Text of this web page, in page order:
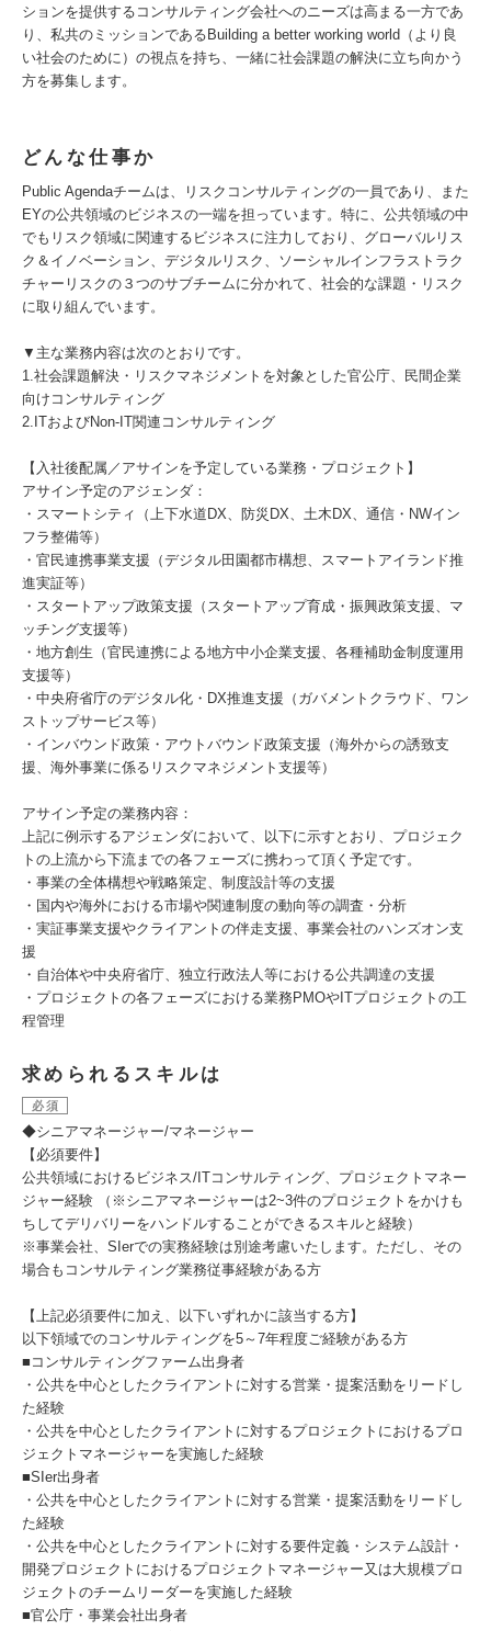
ションを提供するコンサルティング会社へのニーズは高まる一方であ
り、私共のミッションであるBuilding a better working world（より良
い社会のために）の視点を持ち、一緒に社会課題の解決に立ち向かう
方を募集します。
どんな仕事か
Public Agendaチームは、リスクコンサルティングの一員であり、また
EYの公共領域のビジネスの一端を担っています。特に、公共領域の中
でもリスク領域に関連するビジネスに注力しており、グローバルリス
ク＆イノベーション、デジタルリスク、ソーシャルインフラストラク
チャーリスクの３つのサブチームに分かれて、社会的な課題・リスク
に取り組んでいます。
▼主な業務内容は次のとおりです。
1.社会課題解決・リスクマネジメントを対象とした官公庁、民間企業
向けコンサルティング
2.ITおよびNon-IT関連コンサルティング
【入社後配属／アサインを予定している業務・プロジェクト】
アサイン予定のアジェンダ：
・スマートシティ（上下水道DX、防災DX、土木DX、通信・NWイン
フラ整備等）
・官民連携事業支援（デジタル田園都市構想、スマートアイランド推
進実証等）
・スタートアップ政策支援（スタートアップ育成・振興政策支援、マ
ッチング支援等）
・地方創生（官民連携による地方中小企業支援、各種補助金制度運用
支援等）
・中央府省庁のデジタル化・DX推進支援（ガバメントクラウド、ワン
ストップサービス等）
・インバウンド政策・アウトバウンド政策支援（海外からの誘致支
援、海外事業に係るリスクマネジメント支援等）
アサイン予定の業務内容：
上記に例示するアジェンダにおいて、以下に示すとおり、プロジェク
トの上流から下流までの各フェーズに携わって頂く予定です。
・事業の全体構想や戦略策定、制度設計等の支援
・国内や海外における市場や関連制度の動向等の調査・分析
・実証事業支援やクライアントの伴走支援、事業会社のハンズオン支
援
・自治体や中央府省庁、独立行政法人等における公共調達の支援
・プロジェクトの各フェーズにおける業務PMOやITプロジェクトの工
程管理
求められるスキルは
必須
◆シニアマネージャー/マネージャー
【必須要件】
公共領域におけるビジネス/ITコンサルティング、プロジェクトマネー
ジャー経験 （※シニアマネージャーは2~3件のプロジェクトをかけも
ちしてデリバリーをハンドルすることができるスキルと経験）
※事業会社、SIerでの実務経験は別途考慮いたします。ただし、その
場合もコンサルティング業務従事経験がある方
【上記必須要件に加え、以下いずれかに該当する方】
以下領域でのコンサルティングを5～7年程度ご経験がある方
■コンサルティングファーム出身者
・公共を中心としたクライアントに対する営業・提案活動をリードし
た経験
・公共を中心としたクライアントに対するプロジェクトにおけるプロ
ジェクトマネージャーを実施した経験
■SIer出身者
・公共を中心としたクライアントに対する営業・提案活動をリードし
た経験
・公共を中心としたクライアントに対する要件定義・システム設計・
開発プロジェクトにおけるプロジェクトマネージャー又は大規模プロ
ジェクトのチームリーダーを実施した経験
■官公庁・事業会社出身者